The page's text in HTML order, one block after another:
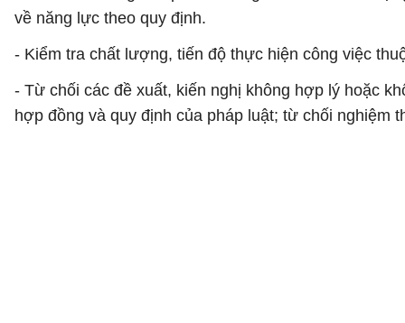
về năng lực theo quy định.
- Kiểm tra chất lượng, tiến độ thực hiện công việc
- Từ chối các đề xuất, kiến nghị không hợp lý hoặc
hợp đồng và quy định của pháp luật; từ chối nghiệm